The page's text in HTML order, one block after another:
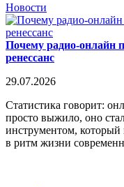
Новости
Почему радио-онлайн
ренессанс
29.07.2026
Статистика говорит:
просто выжило, оно
инструментом, который
в ритм жизни